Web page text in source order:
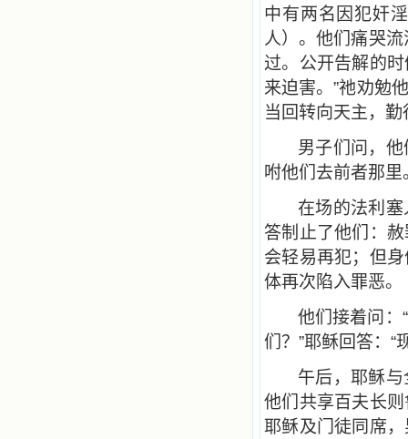
中有两名因犯奸
人）。他们痛哭
过。公开告解的
来迫害。”祂劝勉
当回转向天主，
男子们问，
咐他们去前者那里
在场的法利
答制止了他们：
会轻易再犯；但
体再次陷入罪恶。
他们接着问：
们？”耶稣回答：“
午后，耶稣
他们共享百夫长
耶稣及门徒同席